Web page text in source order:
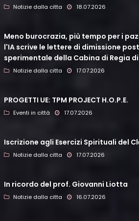
Notizie dalla citta 18.07.2026
Meno burocrazia, più tempo per i
l'IA scrive le lettere di dimissione
sperimentale della Cabina di Regia di
Notizie dalla citta 17.07.2026
PROGETTI UE: TPM PROJECT H.O.P.E.
Eventi in città 17.07.2026
Iscrizione agli Esercizi Spirituali del
Notizie dalla citta 17.07.2026
In ricordo del prof. Giovanni Liotta
Notizie dalla citta 16.07.2026